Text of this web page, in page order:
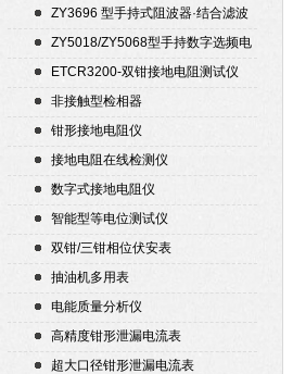
ZY3696 型手持式阻波器·结合滤波
器自动测试仪
ZY5018/ZY5068型手持数字选频电
平表/电平振荡器
ETCR3200-双钳接地电阻测试仪
非接触型检相器
钳形接地电阻仪
接地电阻在线检测仪
数字式接地电阻仪
智能型等电位测试仪
双钳/三钳相位伏安表
抽油机多用表
电能质量分析仪
高精度钳形泄漏电流表
超大口径钳形泄漏电流表